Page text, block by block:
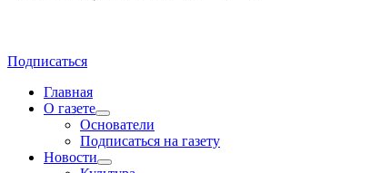
Подписаться
Главная
О газете
Основатели
Подписаться на газету
Новости